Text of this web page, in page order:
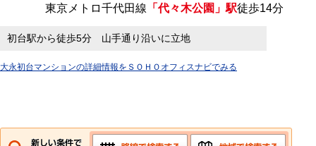
東京メトロ千代田線 「代々木公園」駅徒歩14分
初台駅から徒歩5分 山手通り沿いに立地
大永初台マンションの詳細情報をＳＯＨＯオフィスナビでみる